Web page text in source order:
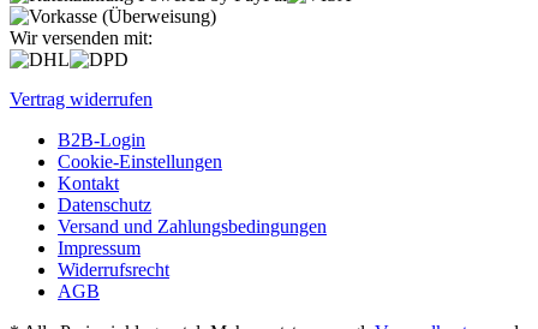
Wir versenden mit:
Vertrag widerrufen
B2B-Login
Cookie-Einstellungen
Kontakt
Datenschutz
Versand und Zahlungsbedingungen
Impressum
Widerrufsrecht
AGB